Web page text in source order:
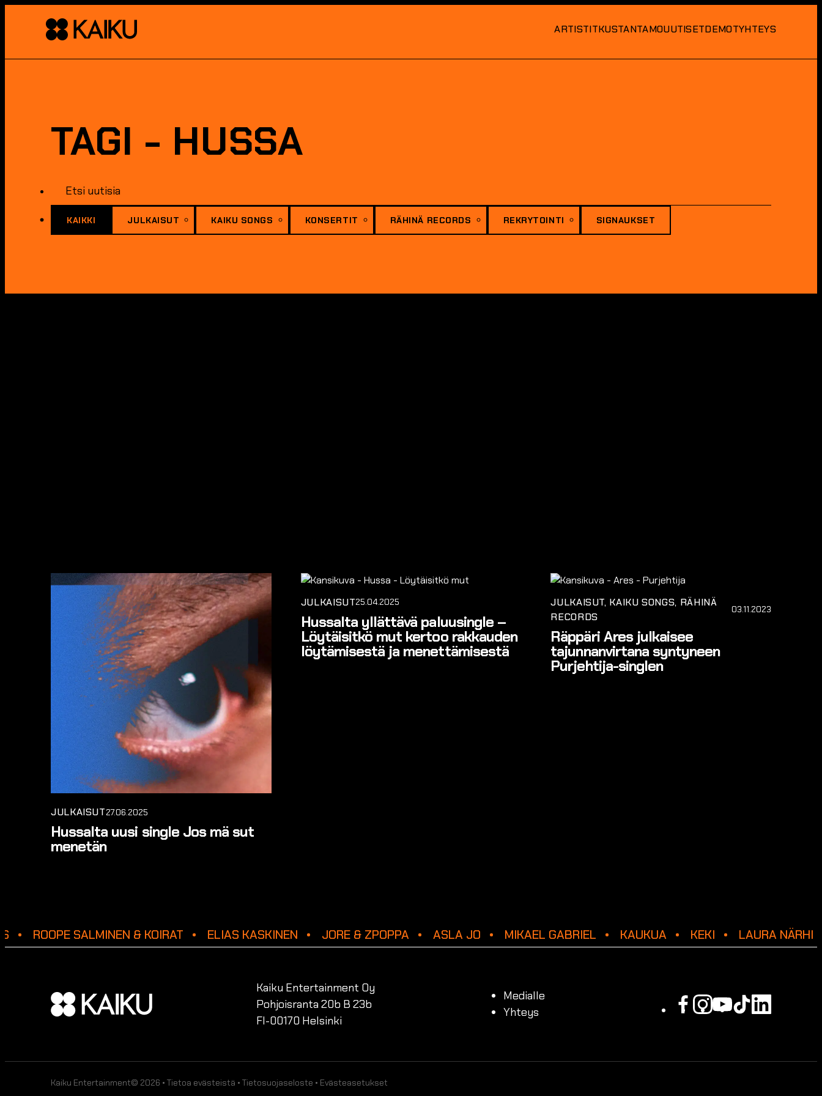
ARTISTITKUSTANTAMOUUTISETDEMOTYHTEYS
TAGI - HUSSA
KAIKKI JULKAISUT KAIKU SONGS KONSERTIT RÄHINÄ RECORDS REKRYTOINTI SIGNAUKSET
JULKAISUT27.06.2025
Hussalta uusi single Jos mä sut
menetän
JULKAISUT25.04.2025
Hussalta yllättävä paluusingle –
Löytäisitkö mut kertoo rakkauden
löytämisestä ja menettämisestä
JULKAISUT KAIKU SONGS RÄHINÄ
RECORDS
03.11.2023
Räppäri Ares julkaisee
tajunnanvirtana syntyneen
Purjehtija-singlen
ROOPE SALMINEN & KOIRAT ELIAS KASKINEN JORE & ZPOPPA ASLA JO MIKAEL GABRIEL KAUKUA KEKI LAURA NÄRHI
Kaiku Entertainment Oy
Pohjoisranta 20b B 23b
FI-00170 Helsinki
Medialle
Yhteys
Facebook
Instagram
Youtube
TiktokLinkedin
Kaiku Entertainment© 2026 •Tietoa evästeistä •Tietosuojaseloste • Evästeasetukset